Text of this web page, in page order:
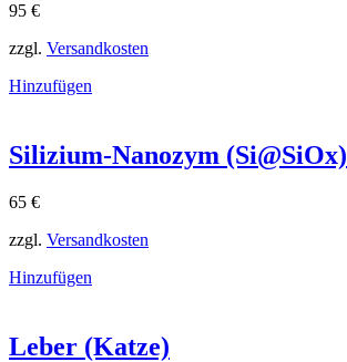
95 €
zzgl. Versandkosten
Hinzufügen
Silizium-Nanozym (Si@SiOx)
65 €
zzgl. Versandkosten
Hinzufügen
Leber (Katze)